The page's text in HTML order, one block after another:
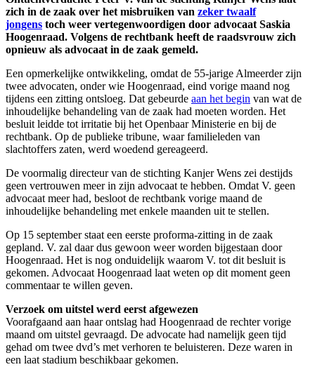
zich in de zaak over het misbruiken van zeker twaalf
jongens toch weer vertegenwoordigen door advocaat Saskia
Hoogenraad. Volgens de rechtbank heeft de raadsvrouw zich
opnieuw als advocaat in de zaak gemeld.
Een opmerkelijke ontwikkeling, omdat de 55-jarige Almeerder zijn
twee advocaten, onder wie Hoogenraad, eind vorige maand nog
tijdens een zitting ontsloeg. Dat gebeurde aan het begin van wat de
inhoudelijke behandeling van de zaak had moeten worden. Het
besluit leidde tot irritatie bij het Openbaar Ministerie en bij de
rechtbank. Op de publieke tribune, waar familieleden van
slachtoffers zaten, werd woedend gereageerd.
De voormalig directeur van de stichting Kanjer Wens zei destijds
geen vertrouwen meer in zijn advocaat te hebben. Omdat V. geen
advocaat meer had, besloot de rechtbank vorige maand de
inhoudelijke behandeling met enkele maanden uit te stellen.
Op 15 september staat een eerste proforma-zitting in de zaak
gepland. V. zal daar dus gewoon weer worden bijgestaan door
Hoogenraad. Het is nog onduidelijk waarom V. tot dit besluit is
gekomen. Advocaat Hoogenraad laat weten op dit moment geen
commentaar te willen geven.
Verzoek om uitstel werd eerst afgewezen
Voorafgaand aan haar ontslag had Hoogenraad de rechter vorige
maand om uitstel gevraagd. De advocate had namelijk geen tijd
gehad om twee dvd’s met verhoren te beluisteren. Deze waren in
een laat stadium beschikbaar gekomen.